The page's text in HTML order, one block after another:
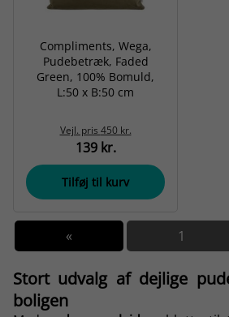
Compliments, Wega,
Pudebetræk, Faded
Green, 100% Bomuld,
L:50 x B:50 cm
Vejl. pris 450 kr.
139 kr.
Tilføj til kurv
« 1
Stort udvalg af dejlige
boligen